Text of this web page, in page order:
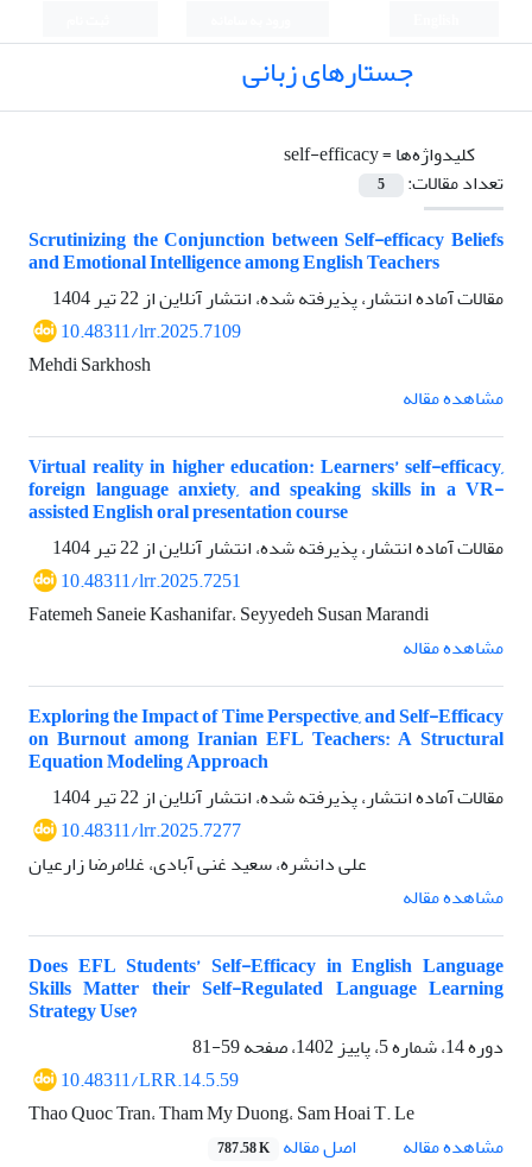
جستارهای زبانی
کلیدواژه‌ها =self-efficacy
تعداد مقالات:
5
Scrutinizing the Conjunction between Self-efficacy Beliefs
and Emotional Intelligence among English Teachers
مقالات آماده انتشار، پذیرفته شده، انتشار آنلاین از22 تیر 1404
10.48311/lrr.2025.7109
Mehdi Sarkhosh
مشاهده مقاله
Virtual reality in higher education: Learners’ self-efficacy,
foreign language anxiety, and speaking skills in a VR-
assisted English oral presentation course
مقالات آماده انتشار، پذیرفته شده، انتشار آنلاین از22 تیر 1404
10.48311/lrr.2025.7251
Fatemeh Saneie Kashanifar، Seyyedeh Susan Marandi
مشاهده مقاله
Exploring the Impact of Time Perspective, and Self-Efficacy
on Burnout among Iranian EFL Teachers: A Structural
Equation Modeling Approach
مقالات آماده انتشار، پذیرفته شده، انتشار آنلاین از22 تیر 1404
10.48311/lrr.2025.7277
علی دانشره، سعید غنی آبادی، غلامرضا زارعیان
مشاهده مقاله
Does EFL Students’ Self-Efficacy in English Language
Skills Matter their Self-Regulated Language Learning
Strategy Use?
دوره 14، شماره 5، پاییز 1402، صفحه
59-81
10.48311/LRR.14.5.59
Thao Quoc Tran، Tham My Duong، Sam Hoai T. Le
مشاهده مقاله
اصل مقاله 787.58 K